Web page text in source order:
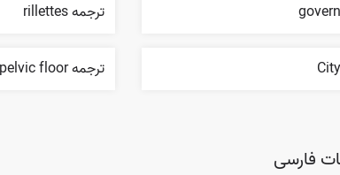
ترجمه rillettes
ترجمه pelvic floor
فارسی